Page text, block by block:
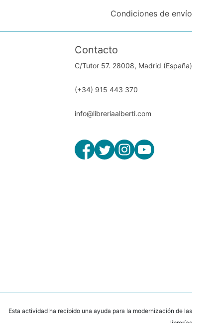
Condiciones de envío
Contacto
C/Tutor 57. 28008, Madrid (España)
(+34) 915 443 370
info@libreriaalberti.com
Esta actividad ha recibido una ayuda para la modernización de las